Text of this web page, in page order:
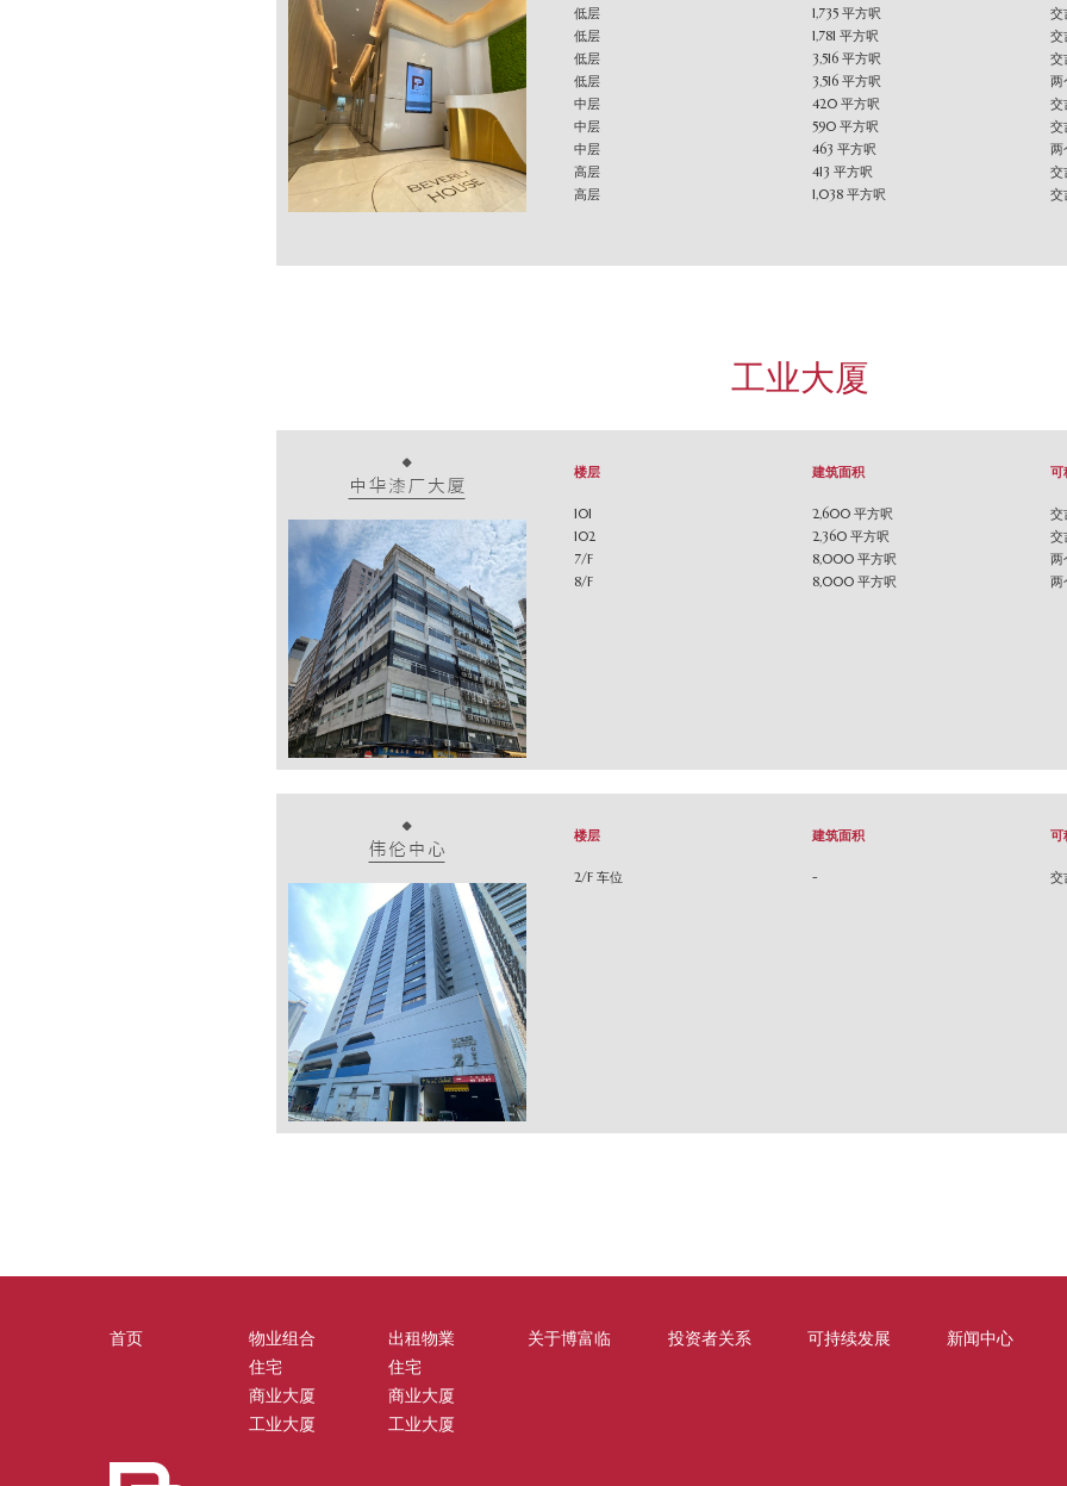
低层
1,735 平方呎
交
低层
1,781 平方呎
交
低层
3,516 平方呎
交
低层
3,516 平方呎
两
中层
420 平方呎
交
中层
590 平方呎
交
中层
463 平方呎
两
高层
413 平方呎
交
高层
1,038 平方呎 交
工业大厦
楼层 建筑面积 可
101 2,600 平方呎
交
102
2,360 平方呎
交
7/F
8,000 平方呎
两
8/F
8,000 平方呎 两
楼层 建筑面积 可
2/F 车位 - 交
首页
物业组合
住宅
商业大厦
工业大厦
出租物業
住宅
商业大厦
工业大厦
关于博富临 投资者关系 可持续发展 新闻中心